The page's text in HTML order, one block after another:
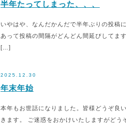
半年たってしまった、、、
いやはや、なんだかんだで半年ぶりの投稿
あって投稿の間隔がどんどん間延びしてま
[…]
2025.12.30
年末年始
本年もお世話になりました。皆様どうぞ
きます。 ご迷惑をおかけいたしますがど